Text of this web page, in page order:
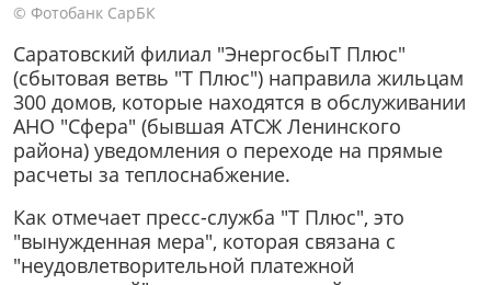
© Фотобанк СарБК
Саратовский филиал "ЭнергосбыТ Плюс"
(сбытовая ветвь "Т Плюс") направила жильцам
300 домов, которые находятся в обслуживании
АНО "Сфера" (бывшая АТСЖ Ленинского
района) уведомления о переходе на прямые
расчеты за теплоснабжение.
Как отмечает пресс-служба "Т Плюс", это
"вынужденная мера", которая связана с
"неудовлетворительной платежной